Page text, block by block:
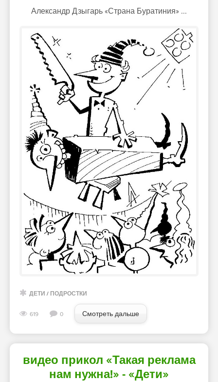
Александр Дзыгарь «Страна Буратиния» ...
ДЕТИ / ПОДРОСТКИ
619 0 Смотреть дальше
видео прикол «Такая реклама
нам нужна!» - «Дети»